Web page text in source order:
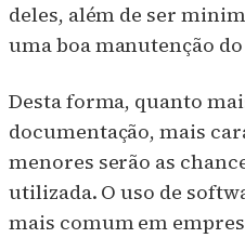
deles, além de ser
uma boa manutenção
Desta forma, quanto
documentação, mais
menores serão as
utilizada. O uso de
mais comum em